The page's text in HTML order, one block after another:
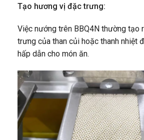
Tạo hương vị đặc trưng:
Việc nướng trên BBQ4N thường tạo
trưng của than củi hoặc thanh nhiệt
hấp dẫn cho món ăn.